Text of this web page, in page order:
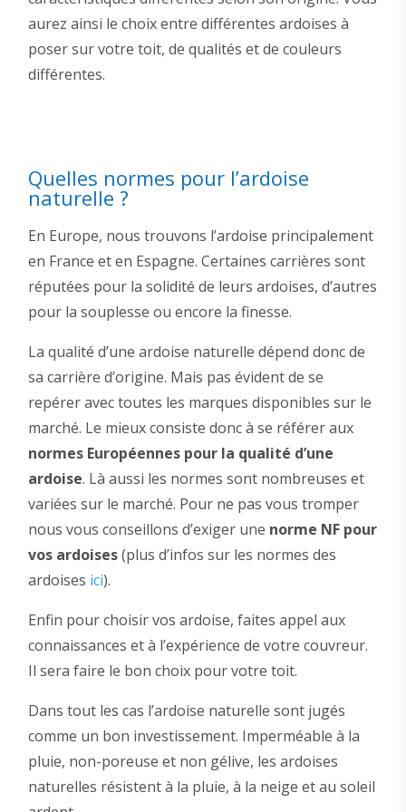
aurez ainsi le choix entre différentes ardoises à
poser sur votre toit, de qualités et de couleurs
différentes.
Quelles normes pour l’ardoise
naturelle ?
En Europe, nous trouvons l’ardoise principalement
en France et en Espagne. Certaines carrières sont
réputées pour la solidité de leurs ardoises, d’autres
pour la souplesse ou encore la finesse.
La qualité d’une ardoise naturelle dépend donc de
sa carrière d’origine. Mais pas évident de se
repérer avec toutes les marques disponibles sur le
marché. Le mieux consiste donc à se référer aux
normes Européennes pour la qualité d’une
ardoise. Là aussi les normes sont nombreuses et
variées sur le marché. Pour ne pas vous tromper
nous vous conseillons d’exiger une norme NF pour
vos ardoises(plus d’infos sur les normes des
ardoises ici).
Enfin pour choisir vos ardoise, faites appel aux
connaissances et à l’expérience de votre couvreur.
Il sera faire le bon choix pour votre toit.
Dans tout les cas l’ardoise naturelle sont jugés
comme un bon investissement. Imperméable à la
pluie, non-poreuse et non gélive, les ardoises
naturelles résistent à la pluie, à la neige et au soleil